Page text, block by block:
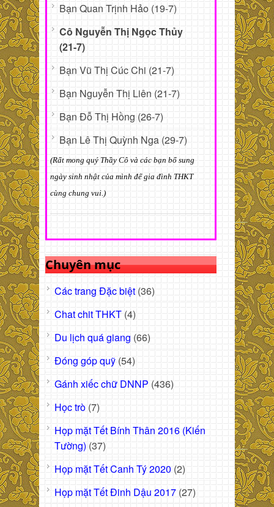
Bạn Quan Trịnh Hảo (19-7)
Cô Nguyễn Thị Ngọc Thủy
(21-7)
Bạn Vũ Thị Cúc Chi (21-7)
Bạn Nguyễn Thị Liên (21-7)
Bạn Đỗ Thị Hồng (26-7)
Bạn Lê Thị Quỳnh Nga (29-7)
(Rất mong quý Thầy Cô và các bạn bổ sung
ngày sinh nhật của mình để gia đình THKT
cùng chung vui.)
Chuyên mục
Các trang Đặc biệt (36)
Chat chit THKT (4)
Du lịch quá giang (66)
Đóng góp quỹ (54)
Gánh xiếc chữ DNNP (436)
Học trò (7)
Họp mặt Tết Bính Thân 2016 (Kiến
Tường) (37)
Họp mặt Tết Canh Tý 2020 (2)
Họp mặt Tết Đinh Dậu 2017 (27)